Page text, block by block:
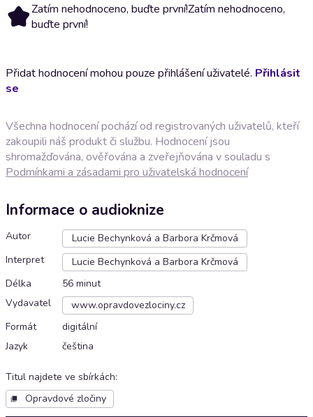
Zatím nehodnoceno, buďte první!Zatím nehodnoceno,
buďte první!
Přidat hodnocení mohou pouze přihlášení uživatelé. Přihlásit
se
Všechna hodnocení pochází od registrovaných uživatelů, kteří
zakoupili náš produkt či službu. Hodnocení jsou
shromažďována, ověřována a zveřejňována v souladu s
Podmínkami a zásadami pro uživatelská hodnocení
Informace o audioknize
Autor
Lucie Bechynková a Barbora Krčmová
Interpret
Lucie Bechynková a Barbora Krčmová
Délka
56 minut
Vydavatel
www.opravdovezlociny.cz
Formát
digitální
Jazyk
čeština
Titul najdete ve sbírkách:
Opravdové zločiny